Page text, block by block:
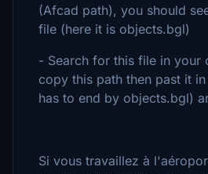
(Afcad path), you should
file (here it is objects.bgl)
- Search for this file in your
copy this path then past it
has to end by objects.bgl)
Si vous travaillez à